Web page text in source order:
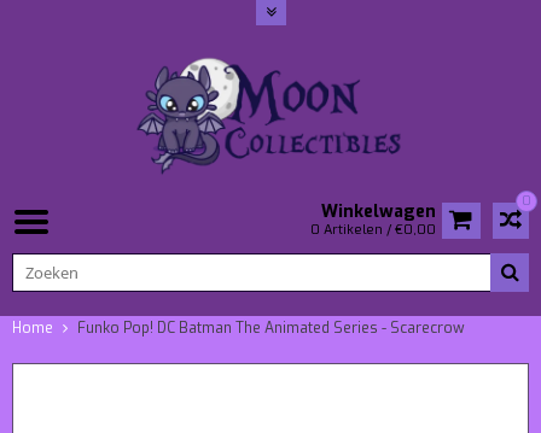
0
Winkelwagen
0 Artikelen / €0,00
Home Funko Pop! DC Batman The Animated Series - Scarecrow